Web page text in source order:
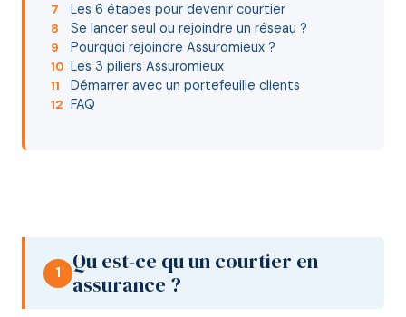
7 Les 6 étapes pour devenir courtier
8 Se lancer seul ou rejoindre un réseau ?
9 Pourquoi rejoindre Assuromieux ?
10 Les 3 piliers Assuromieux
11 Démarrer avec un portefeuille clients
12 FAQ
1
Qu est-ce qu un courtier en
assurance ?